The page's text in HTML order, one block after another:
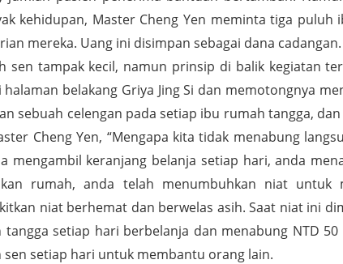
kehidupan, Master Cheng Yen meminta tiga
mereka. Uang ini disimpan sebagai dana cadangan.
sen tampak kecil, namun prinsip di balik kegiatan
belakang Griya Jing Si dan memotongnya
sebuah celengan pada setiap ibu rumah tangga,
Cheng Yen, “Mengapa kita tidak menabung
mengambil keranjang belanja setiap hari, anda
rumah, anda telah menumbuhkan niat
niat berhemat dan berwelas asih. Saat niat ini
setiap hari berbelanja dan menabung NTD
sen setiap hari untuk membantu orang lain.